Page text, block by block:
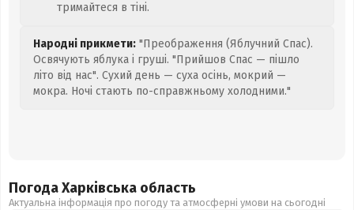
тримайтеся в тіні.
Народні прикмети: "Преображення (Яблучний Спас).
Освячують яблука і груші. "Прийшов Спас — пішло
літо від нас". Сухий день — суха осінь, мокрий —
мокра. Ночі стають по-справжньому холодними."
Погода Харківська область
Актуальна інформація про погоду та атмосферні умови на сьогодні